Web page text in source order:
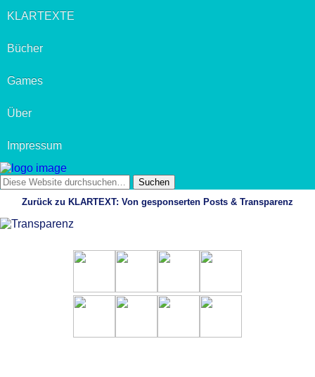
KLARTEXTE
Bücher
Games
Über
Impressum
Zurück zu KLARTEXT: Von gesponserten Posts & Transparenz